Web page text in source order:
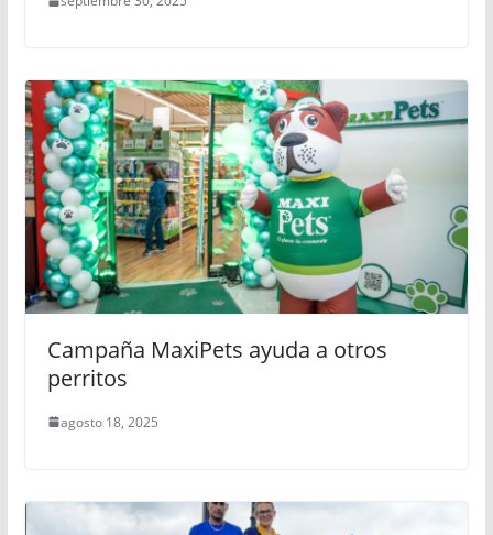
Campaña MaxiPets ayuda a otros
perritos
agosto 18, 2025